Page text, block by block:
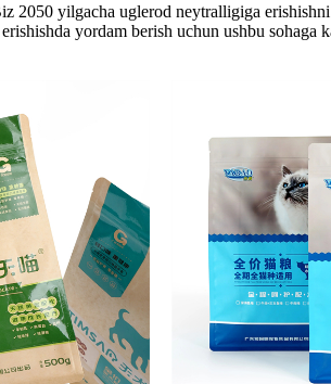
2050 yilgacha uglerod neytralligiga
yordam berish uchun ushbu sohaga